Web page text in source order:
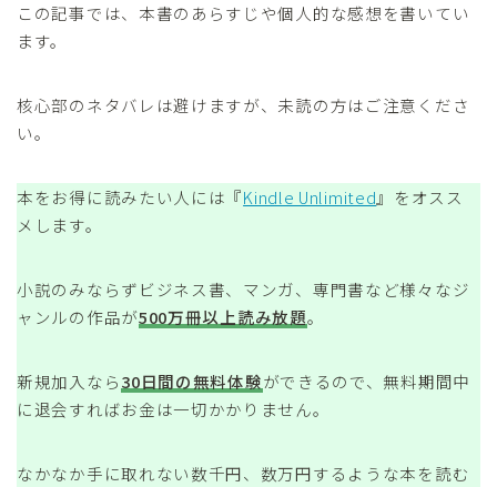
この記事では、本書のあらすじや個人的な感想を書いてい
ます。
核心部のネタバレは避けますが、未読の方はご注意くださ
い。
本をお得に読みたい人には『Kindle Unlimited』をオスス
メします。
小説のみならずビジネス書、マンガ、専門書など様々なジ
ャンルの作品が500万冊以上読み放題。
新規加入なら30日間の無料体験ができるので、無料期間中
に退会すればお金は一切かかりません。
なかなか手に取れない数千円、数万円するような本を読む